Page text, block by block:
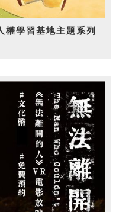
權學習基地主題系列